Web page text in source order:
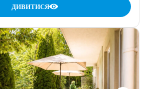
ДИВИТИСЯ